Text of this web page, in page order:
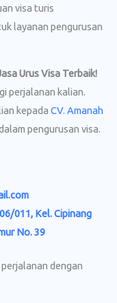
visa turis
layanan pengurusan
Urus Visa Terbaik!
perjalanan kalian.
kepada CV. Amanah
pengurusan visa.
011, Kel. Cipinang
No. 39
dengan